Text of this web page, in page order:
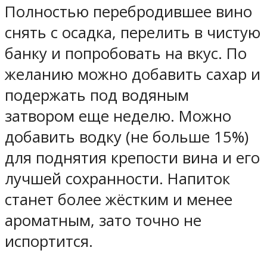
Полностью перебродившее вино
снять с осадка, перелить в чистую
банку и попробовать на вкус. По
желанию можно добавить сахар и
подержать под водяным
затвором еще неделю. Можно
добавить водку (не больше 15%)
для поднятия крепости вина и его
лучшей сохранности. Напиток
станет более жёстким и менее
ароматным, зато точно не
испортится.